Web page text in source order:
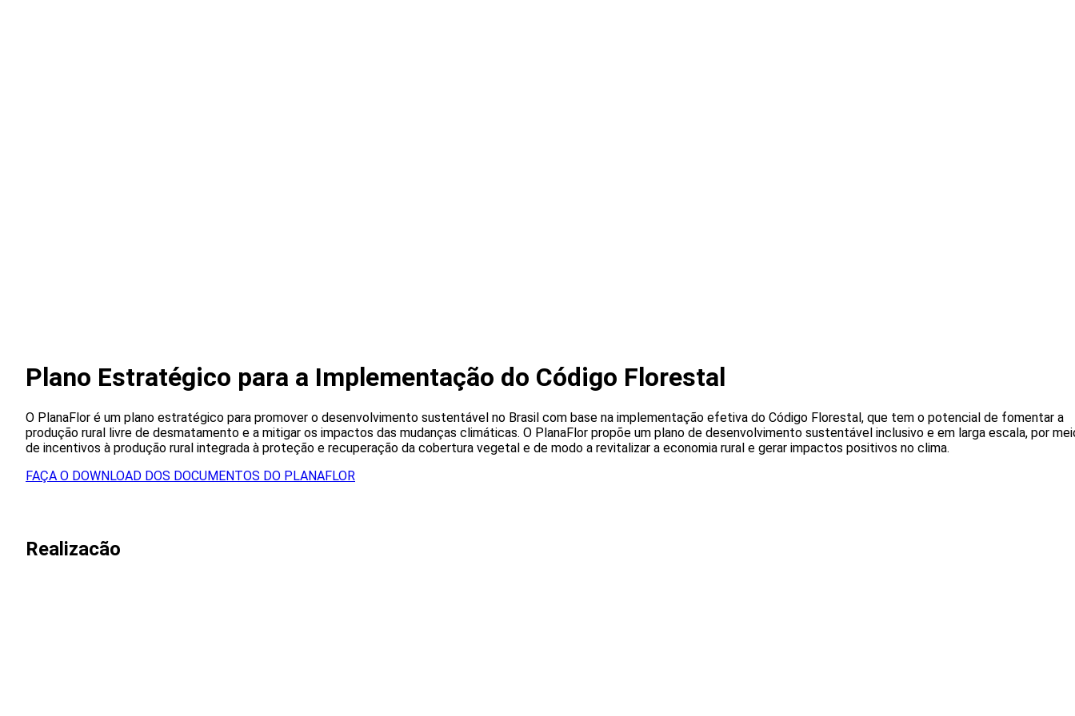
Plano Estratégico para a Implementação do Código Florestal
O PlanaFlor é um plano estratégico para promover o desenvolvimento sustentável no Brasil com base na implementação efetiva do Código Florestal, que tem o potencial de fomentar a
produção rural livre de desmatamento e a mitigar os impactos das mudanças climáticas. O PlanaFlor propõe um plano de desenvolvimento sustentável inclusivo e em larga escala, por
de incentivos à produção rural integrada à proteção e recuperação da cobertura vegetal e de modo a revitalizar a economia rural e gerar impactos positivos no clima.
FAÇA O DOWNLOAD DOS DOCUMENTOS DO PLANAFLOR
Realizacão